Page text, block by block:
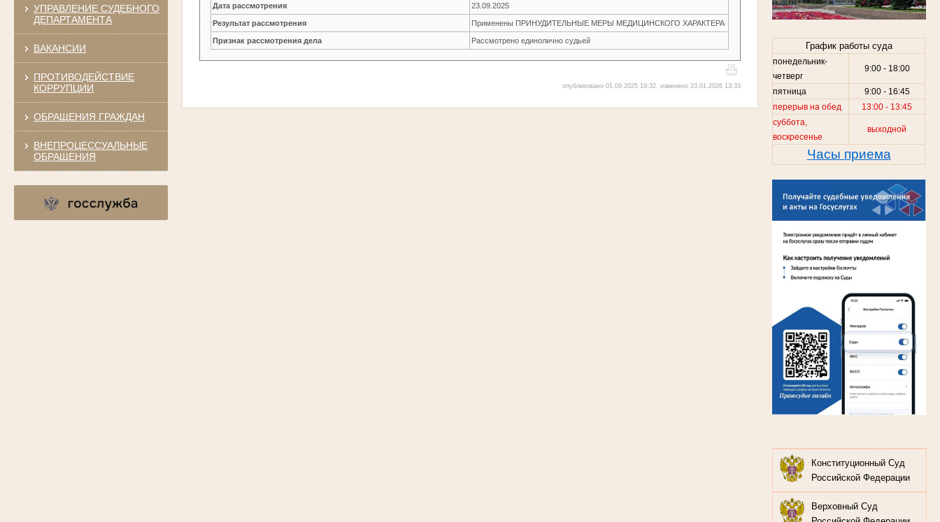
УПРАВЛЕНИЕ СУДЕБНОГО
ДЕПАРТАМЕНТА
ВАКАНСИИ
ПРОТИВОДЕЙСТВИЕ
КОРРУПЦИИ
ОБРАЩЕНИЯ ГРАЖДАН
ВНЕПРОЦЕССУАЛЬНЫЕ
ОБРАЩЕНИЯ
График работы суда
понедельник-
четверг
9:00 - 18:00
пятница
9:00 - 16:45
перерыв на обед
13:00 - 13:45
суббота,
воскресенье
выходной
Часы приема
Конституционный Суд
Российской Федерации
Верховный Суд
Дата рассмотрения 23.09.2025
Результат рассмотрения Применены ПРИНУДИТЕЛЬНЫЕ МЕРЫ МЕДИЦИНСКОГО ХАРАКТЕРА
Признак рассмотрения дела Рассмотрено единолично судьей
опубликовано 01.09.2025 19:32, изменено 23.01.2026 13:33